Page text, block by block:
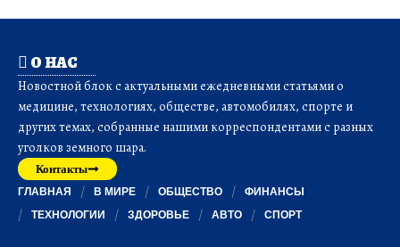
О НАС
Новостной блок с актуальными ежедневными статьями о
медицине, технологиях, обществе, автомобилях, спорте и
других темах, собранные нашими корреспондентами с разных
уголков земного шара.
Контакты
ГЛАВНАЯ В МИРЕ ОБЩЕСТВО
ФИНАНСЫ
ТЕХНОЛОГИИ
ЗДОРОВЬЕ АВТО СПОРТ